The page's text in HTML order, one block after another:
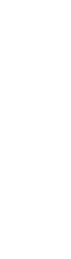
氣品質資料